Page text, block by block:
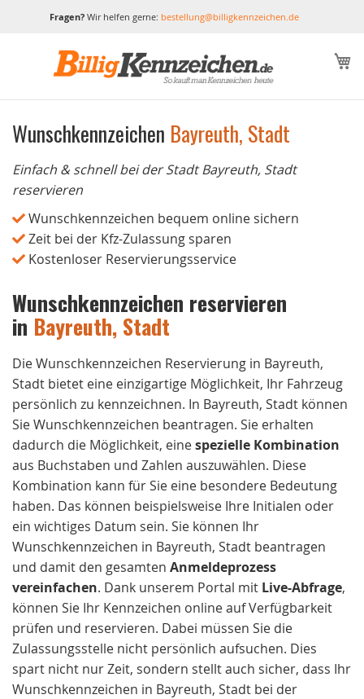
Fragen?Wir helfen gerne: bestellung@billigkennzeichen.de
Wunschkennzeichen Bayreuth, Stadt
Einfach & schnell bei der Stadt Bayreuth, Stadt
reservieren
Wunschkennzeichen bequem online sichern
Zeit bei der Kfz-Zulassung sparen
Kostenloser Reservierungsservice
Wunschkennzeichen reservieren
in Bayreuth, Stadt
Die Wunschkennzeichen Reservierung in Bayreuth,
Stadt bietet eine einzigartige Möglichkeit, Ihr Fahrzeug
persönlich zu kennzeichnen. In Bayreuth, Stadt können
Sie Wunschkennzeichen beantragen. Sie erhalten
dadurch die Möglichkeit, einespezielle Kombination
aus Buchstaben und Zahlen auszuwählen. Diese
Kombination kann für Sie eine besondere Bedeutung
haben. Das können beispielsweise Ihre Initialen oder
ein wichtiges Datum sein. Sie können Ihr
Wunschkennzeichen in Bayreuth, Stadt beantragen
und damit den gesamten Anmeldeprozess
vereinfachen. Dank unserem Portal mit Live-Abfrage,
können Sie Ihr Kennzeichen online auf Verfügbarkeit
prüfen und reservieren. Dabei müssen Sie die
Zulassungsstelle nicht persönlich aufsuchen. Dies
spart nicht nur Zeit, sondern stellt auch sicher, dass Ihr
Wunschkennzeichen in Bayreuth, Stadt bei der